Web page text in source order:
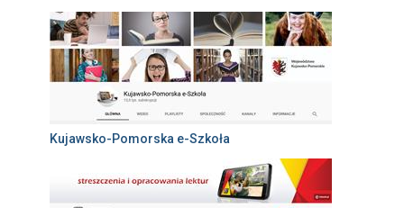
Kujawsko-Pomorska e-Szkoła